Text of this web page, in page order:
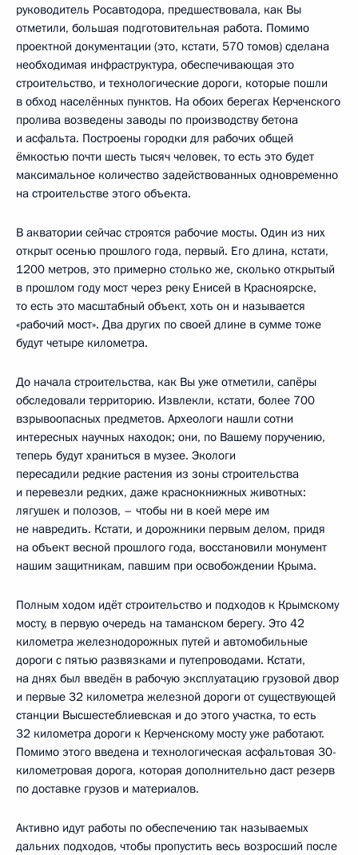
руководитель Росавтодора, предшествовала, как Вы
отметили, большая подготовительная работа. Помимо
проектной документации (это, кстати, 570 томов) сделана
необходимая инфраструктура, обеспечивающая это
строительство, и технологические дороги, которые пошли
в обход населённых пунктов. На обоих берегах Керченского
пролива возведены заводы по производству бетона
и асфальта. Построены городки для рабочих общей
ёмкостью почти шесть тысяч человек, то есть это будет
максимальное количество задействованных одновременно
на строительстве этого объекта.
В акватории сейчас строятся рабочие мосты. Один из них
открыт осенью прошлого года, первый. Его длина, кстати,
1200 метров, это примерно столько же, сколько открытый
в прошлом году мост через реку Енисей в Красноярске,
то есть это масштабный объект, хоть он и называется
«рабочий мост». Два других по своей длине в сумме тоже
будут четыре километра.
До начала строительства, как Вы уже отметили, сапёры
обследовали территорию. Извлекли, кстати, более 700
взрывоопасных предметов. Археологи нашли сотни
интересных научных находок; они, по Вашему поручению,
теперь будут храниться в музее. Экологи
пересадили редкие растения из зоны строительства
и перевезли редких, даже краснокнижных животных:
лягушек и полозов, – чтобы ни в коей мере им
не навредить. Кстати, и дорожники первым делом, придя
на объект весной прошлого года, восстановили монумент
нашим защитникам, павшим при освобождении Крыма.
Полным ходом идёт строительство и подходов к Крымскому
мосту, в первую очередь на таманском берегу. Это 42
километра железнодорожных путей и автомобильные
дороги с пятью развязками и путепроводами. Кстати,
на днях был введён в рабочую эксплуатацию грузовой двор
и первые 32 километра железной дороги от существующей
станции Высшестеблиевская и до этого участка, то есть
32 километра дороги к Керченскому мосту уже работают.
Помимо этого введена и технологическая асфальтовая 30-
километровая дорога, которая дополнительно даст резерв
по доставке грузов и материалов.
Активно идут работы по обеспечению так называемых
дальних подходов, чтобы пропустить весь возросший после